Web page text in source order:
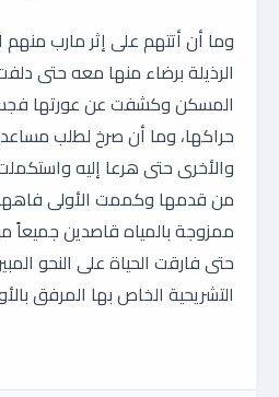
وما أن أتتهم على إثر مارب منهم
الرذيلة برضاء منها معه حتى
المسكن وكشفت عن عورتها
حراكها، وما أن صرخ لطلب
والأخرى حتى هرعا إليه
من قدمها وكممت الأولى
ممزوجة بالمياه قاصدين جميعاً
حتى فارقت الحياة على النحو
التشريحية الخاص بها المرفق